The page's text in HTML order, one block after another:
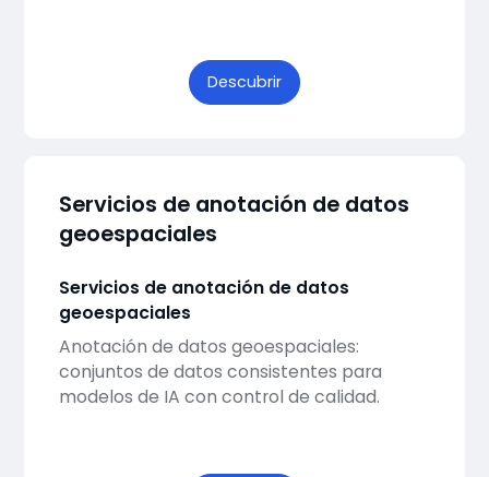
Descubrir
Servicios de anotación de datos
geoespaciales
Servicios de anotación de datos
geoespaciales
Anotación de datos geoespaciales:
conjuntos de datos consistentes para
modelos de IA con control de calidad.